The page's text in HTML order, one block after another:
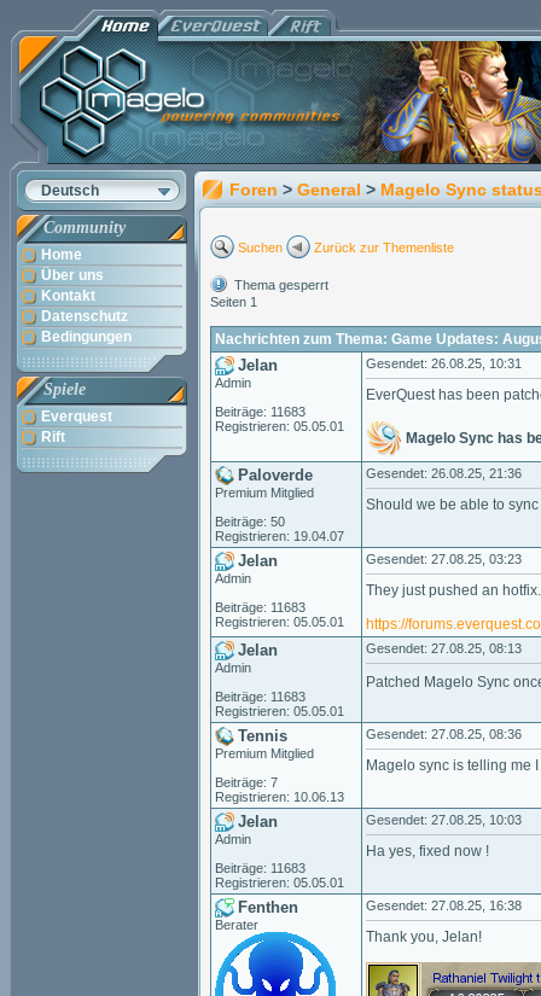
Deutsch
Community
Home
Über uns
Kontakt
Datenschutz
Bedingungen
Spiele
Everquest
Rift
Foren > General > Magelo Sync
Suchen Zurück zur Themenliste
Thema gesperrt
Seiten 1
Nachrichten zum Thema: Game Updates:
Jelan
Admin
Beiträge: 11683
Registrieren: 05.05.01
Gesendet: 26.08.25, 10:31
EverQuest has been
Magelo Sync has
Paloverde
Premium Mitglied
Beiträge: 50
Registrieren: 19.04.07
Gesendet: 26.08.25, 21:36
Should we be able to
Jelan
Admin
Beiträge: 11683
Registrieren: 05.05.01
Gesendet: 27.08.25, 03:23
They just pushed an
https://
Jelan
Admin
Beiträge: 11683
Registrieren: 05.05.01
Gesendet: 27.08.25, 08:13
Patched Magelo Sync
Tennis
Premium Mitglied
Beiträge: 7
Registrieren: 10.06.13
Gesendet: 27.08.25, 08:36
Magelo sync is telling me
Jelan
Admin
Beiträge: 11683
Registrieren: 05.05.01
Gesendet: 27.08.25, 10:03
Ha yes, fixed now !
Fenthen
Berater
Gesendet: 27.08.25, 16:38
Thank you, Jelan!